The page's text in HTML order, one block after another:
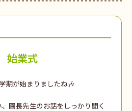
始業式
期が始まりましたね🎶
園長先生のお話をしっかり聞く